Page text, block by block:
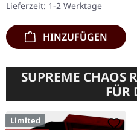
500…
Lieferzeit: 1-2 Werktage
HINZUFÜGEN
SUPREME CHAOS
FÜR
Limited